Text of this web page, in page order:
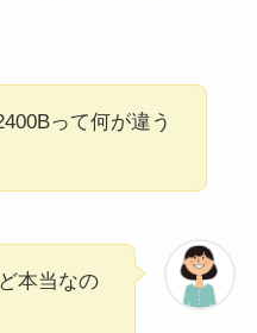
って何が違う
本当なの